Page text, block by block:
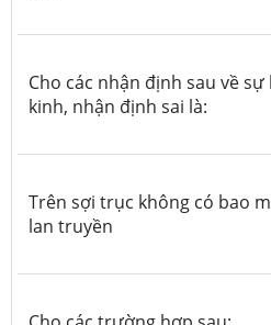
Cho các nhận định sau về
kinh, nhận định sai là:
Trên sợi trục không có bao
lan truyền